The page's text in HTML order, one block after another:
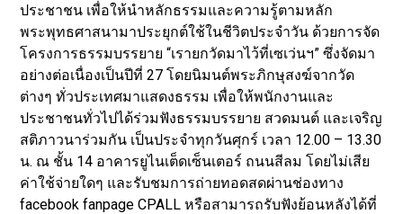
ประชาชน เพื่อให้นำหลักธรรมและความรู้ตามหลัก
พระพุทธศาสนามาประยุกต์ใช้ในชีวิตประจำวัน ด้วยการจัด
โครงการธรรมบรรยาย “เรายกวัดมาไว้ที่เซเว่นฯ” ซึ่งจัดมา
อย่างต่อเนื่องเป็นปีที่ 27 โดยนิมนต์พระภิกษุสงฆ์จากวัด
ต่างๆ ทั่วประเทศมาแสดงธรรม เพื่อให้พนักงานและ
ประชาชนทั่วไปได้ร่วมฟังธรรมบรรยาย สวดมนต์ และเจริญ
สติภาวนาร่วมกัน เป็นประจำทุกวันศุกร์ เวลา 12.00 – 13.30
น. ณ ชั้น 14 อาคารยูไนเต็ดเซ็นเตอร์ ถนนสีลม โดยไม่เสีย
ค่าใช้จ่ายใดๆ และรับชมการถ่ายทอดสดผ่านช่องทาง
facebook fanpage CPALL หรือสามารถรับฟังย้อนหลังได้ที่